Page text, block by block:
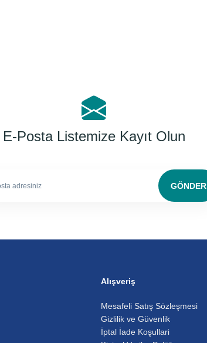
E-Posta Listemize Kayıt Olun
GÖNDER
Alışveriş
Mesafeli Satış Sözleşmesi
Gizlilik ve Güvenlik
İptal İade Koşullari